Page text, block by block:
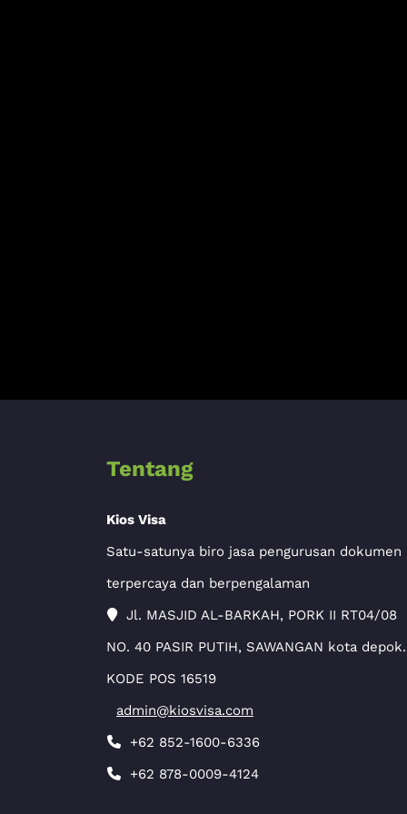
Tentang
Kios Visa
Satu-satunya biro jasa pengurusan dokumen
terpercaya dan berpengalaman
Jl. MASJID AL-BARKAH, PORK II RT04/08
NO. 40 PASIR PUTIH, SAWANGAN kota depok.
KODE POS 16519
admin@kiosvisa.com
+62 852-1600-6336
+62 878-0009-4124